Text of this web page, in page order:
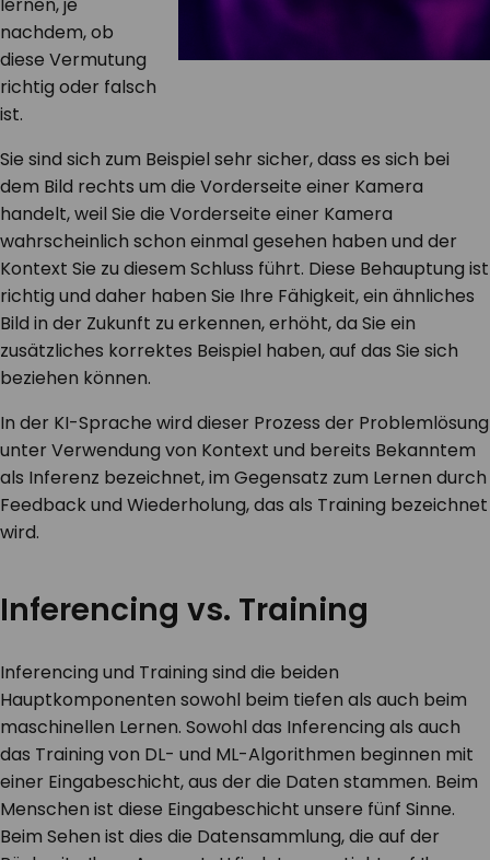
nachdem, ob
diese Vermutung
richtig oder falsch
ist.
Sie sind sich zum Beispiel sehr sicher, dass es sich bei
dem Bild rechts um die Vorderseite einer Kamera
handelt, weil Sie die Vorderseite einer Kamera
wahrscheinlich schon einmal gesehen haben und der
Kontext Sie zu diesem Schluss führt. Diese Behauptung ist
richtig und daher haben Sie Ihre Fähigkeit, ein ähnliches
Bild in der Zukunft zu erkennen, erhöht, da Sie ein
zusätzliches korrektes Beispiel haben, auf das Sie sich
beziehen können.
In der KI-Sprache wird dieser Prozess der Problemlösung
unter Verwendung von Kontext und bereits Bekanntem
als Inferenz bezeichnet, im Gegensatz zum Lernen durch
Feedback und Wiederholung, das als Training bezeichnet
wird.
Inferencing vs. Training
Inferencing und Training sind die beiden
Hauptkomponenten sowohl beim tiefen als auch beim
maschinellen Lernen. Sowohl das Inferencing als auch
das Training von DL- und ML-Algorithmen beginnen mit
einer Eingabeschicht, aus der die Daten stammen. Beim
Menschen ist diese Eingabeschicht unsere fünf Sinne.
Beim Sehen ist dies die Datensammlung, die auf der